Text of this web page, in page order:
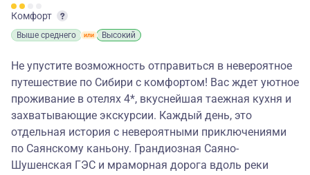
Комфорт
Выше среднего Высокий
Не упустите возможность отправиться в невероятное
путешествие по Сибири с комфортом! Вас ждет уютное
проживание в отелях 4*, вкуснейшая таежная кухня и
захватывающие экскурсии. Каждый день, это
отдельная история с невероятными приключениями
по Саянскому каньону. Грандиозная Саяно-
Шушенская ГЭС и мраморная дорога вдоль реки